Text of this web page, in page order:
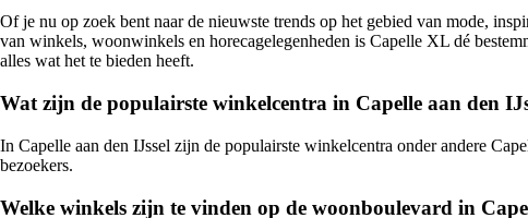
Of je nu op zoek bent naar de nieuwste trends op het gebied van mode,
van winkels, woonwinkels en horecagelegenheden is Capelle XL dé
alles wat het te bieden heeft.
Wat zijn de populairste winkelcentra in Capelle aan den
In Capelle aan den IJssel zijn de populairste winkelcentra onder andere
bezoekers.
Welke winkels zijn te vinden op de woonboulevard in